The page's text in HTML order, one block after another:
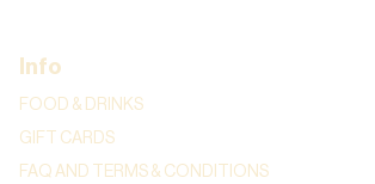
Info
FOOD & DRINKS
GIFT CARDS
FAQ AND TERMS & CONDITIONS